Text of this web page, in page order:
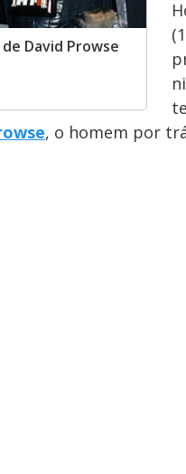
David Prowse
, o homem por